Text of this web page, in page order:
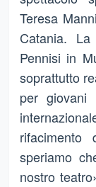
Teresa
Catania.
Pennisi in
soprattutto
per giovani
speriamo
nostro